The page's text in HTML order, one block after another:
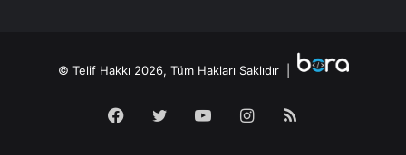
© Telif Hakkı 2026, Tüm Hakları Saklıdır |
Facebook
TwitterYouTubeInstagram
RSS